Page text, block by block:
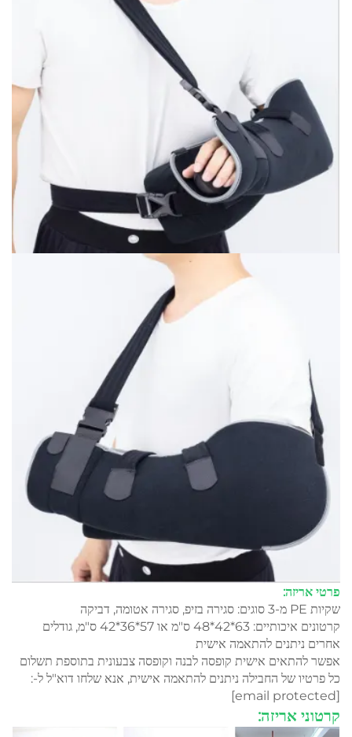
פרטי אריזה:
שקיות PE מ-3 סוגים: סגירה בזיפ, סגירה אטומה, דביקה
קרטונים איכותיים: 63*42*48 ס"מ או 57*36*42 ס"מ, גודלים
אחרים ניתנים להתאמה אישית
אפשר להתאים אישית קופסה לבנה וקופסה צבעונית בתוספת תשלום
כל פרטיו של החבילה ניתנים להתאמה אישית, אנא שלחו דוא"ל ל-:
[email protected]
קרטוני אריזה: